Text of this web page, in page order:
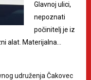
Glavnoj ulici,
nepoznati
počinitelj je iz
alat. Materijalna…
udruženja Čakovec